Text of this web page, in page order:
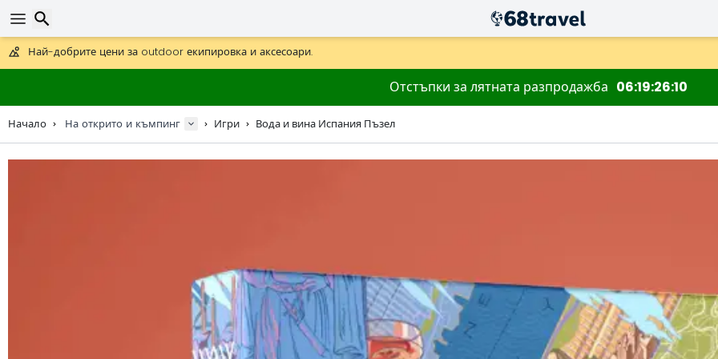
Получете безплатна доставка при поръчки над 59 €.
Предлага се и DHL Express за една нощ.
Отстъпки за лятната разпродажба 06192609
Начало На открито и къмпинг Игри Вода и вина Испания Пъзел